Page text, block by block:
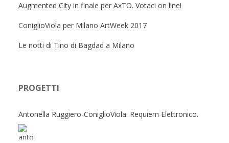
Augmented City in finale per AxTO. Votaci on line!
ConiglioViola per Milano ArtWeek 2017
Le notti di Tino di Bagdad a Milano
PROGETTI
Antonella Ruggiero-ConiglioViola. Requiem Elettronico.